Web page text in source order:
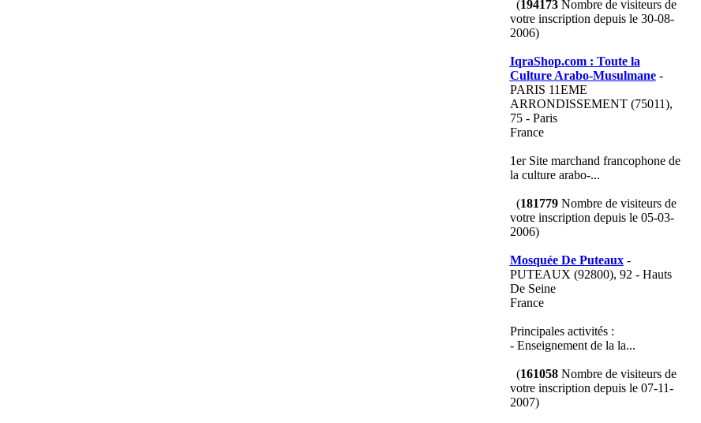
(194173Nombre de visiteurs de
votre inscription depuis le 30-08-
2006)
IqraShop.com : Toute la
Culture Arabo-Musulmane-
PARIS 11EME
ARRONDISSEMENT (75011),
75 - Paris
France
1er Site marchand francophone de
la culture arabo-...
(181779Nombre de visiteurs de
votre inscription depuis le 05-03-
2006)
Mosquée De Puteaux-
PUTEAUX (92800), 92 - Hauts
De Seine
France
Principales activités :
- Enseignement de la la...
(161058Nombre de visiteurs de
votre inscription depuis le 07-11-
2007)